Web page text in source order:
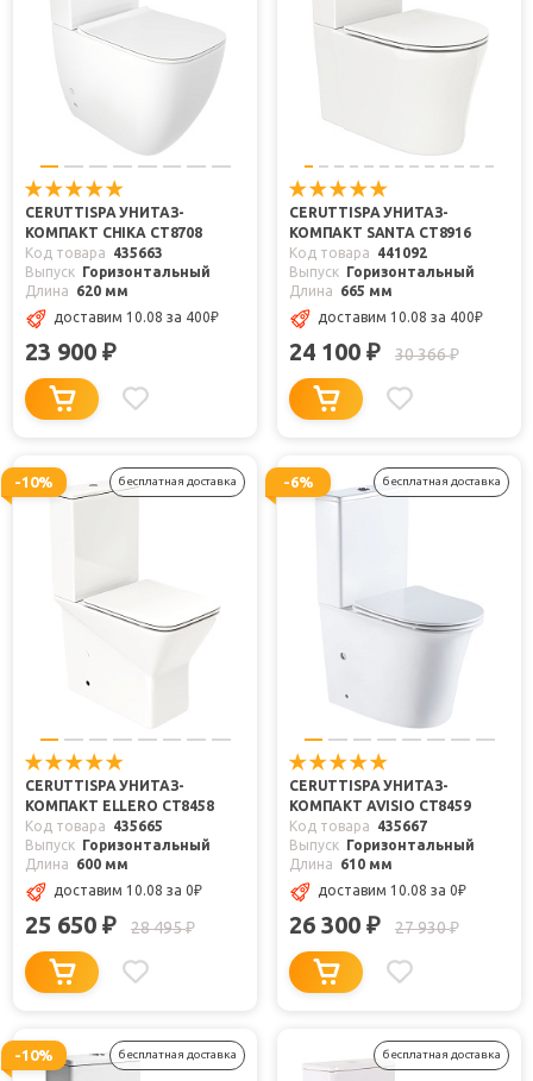
CERUTTISPA УНИТАЗ-
КОМПАКТ CHIKA CT8708
Код товара
435663
Выпуск Горизонтальный
Длина
620 мм
доставим 10.08 за 400₽
23 900 ₽
CERUTTISPA УНИТАЗ-
КОМПАКТ SANTA CT8916
Код товара
441092
Выпуск Горизонтальный
Длина
665 мм
доставим 10.08 за 400₽
24 100 ₽ 30 366₽
-10% бесплатная доставка
CERUTTISPA УНИТАЗ-
КОМПАКТ ELLERO CT8458
Код товара
435665
Выпуск Горизонтальный
Длина
600 мм
доставим 10.08 за 0₽
25 650 ₽ 28 495₽
-6% бесплатная доставка
CERUTTISPA УНИТАЗ-
КОМПАКТ AVISIO CT8459
Код товара
435667
Выпуск Горизонтальный
Длина
610 мм
доставим 10.08 за 0₽
26 300 ₽ 27 930₽
-10% бесплатная доставка бесплатная доставка